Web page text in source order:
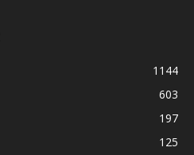
1144
603
197
125